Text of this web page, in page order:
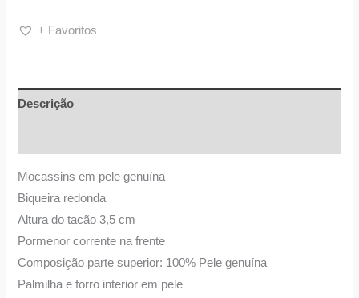
+ Favoritos
Descrição
Mocassins em pele genuína
Biqueira redonda
Altura do tacão 3,5 cm
Pormenor corrente na frente
Composição parte superior: 100% Pele genuína
Palmilha e forro interior em pele